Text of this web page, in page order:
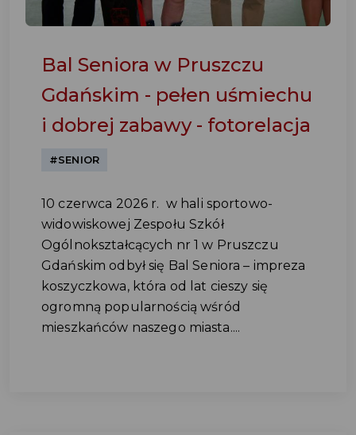
Bal Seniora w Pruszczu
Gdańskim - pełen uśmiechu
i dobrej zabawy - fotorelacja
#SENIOR
10 czerwca 2026 r. w hali sportowo-
widowiskowej Zespołu Szkół
Ogólnokształcących nr 1 w Pruszczu
Gdańskim odbył się Bal Seniora – impreza
koszyczkowa, która od lat cieszy się
ogromną popularnością wśród
mieszkańców naszego miasta....